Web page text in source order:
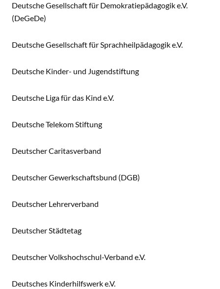
Deutsche Gesellschaft für Demokratiepädagogik e.V.
(DeGeDe)
Deutsche Gesellschaft für Sprachheilpädagogik e.V.
Deutsche Kinder- und Jugendstiftung
Deutsche Liga für das Kind e.V.
Deutsche Telekom Stiftung
Deutscher Caritasverband
Deutscher Gewerkschaftsbund (DGB)
Deutscher Lehrerverband
Deutscher Städtetag
Deutscher Volkshochschul-Verband e.V.
Deutsches Kinderhilfswerk e.V.